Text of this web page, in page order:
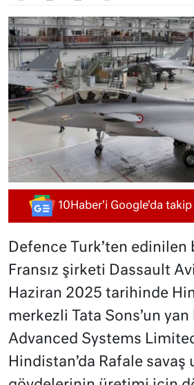
10Haber'i Google'da takip
Defence Turk’ten
Fransız şirketi Dassault
Haziran 2025 tarihinde
merkezli Tata Sons’un
Advanced Systems
Hindistan’da Rafale savaş